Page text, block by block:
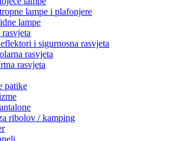
lampe i plafonjere
lampe
i sigurnosna rasvjeta
rasvjeta
rasvjeta
patike
ribolov / kamping